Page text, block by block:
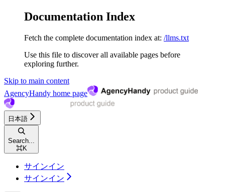
Documentation Index
Fetch the complete documentation index at: /llms.txt
Use this file to discover all available pages before
exploring further.
Skip to main content
AgencyHandy home page
日本語
Search...
⌘K
サインイン
サインイン